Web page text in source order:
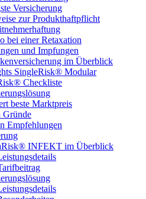
Versicherung
zur Produkthaftpflicht
bei einer Retaxation
und Impfungen
im Überblick
SingleRisk® Modular
Checkliste
beste Marktpreis
Gründe
Empfehlungen
INFEKT im Überblick